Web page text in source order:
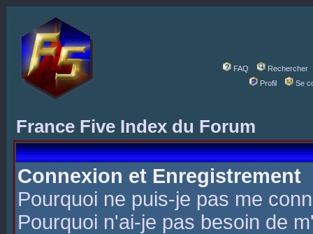
FAQ
Rechercher
Profil
Se
France Five Index du Forum
Connexion et Enregistrement
Pourquoi ne puis-je pas me
Pourquoi n'ai-je pas besoin de